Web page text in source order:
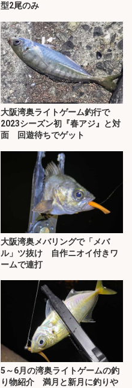
型2尾のみ
大阪湾奥ライトゲーム釣行で
2023シーズン初『春アジ』と対
面 回遊待ちでゲット
大阪湾奥メバリングで「メバ
ル」ツ抜け 自作ニオイ付きワ
ームで連打
5～6月の湾奥ライトゲームの釣
り物紹介 満月と新月に釣りや